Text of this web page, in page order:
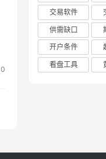
0
交易软件
供需缺口
开户条件
看盘工具